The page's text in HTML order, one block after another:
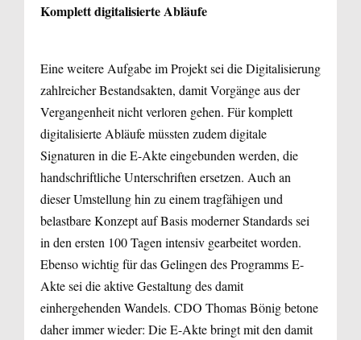
Komplett digitalisierte Abläufe
Eine weitere Aufgabe im Projekt sei die Digitalisierung
zahlreicher Bestandsakten, damit Vorgänge aus der
Vergangenheit nicht verloren gehen. Für komplett
digitalisierte Abläufe müssten zudem digitale
Signaturen in die E-Akte eingebunden werden, die
hand­schriftliche Unterschriften ersetzen. Auch an
dieser Umstellung hin zu einem tragfähigen und
belastbare Konzept auf Basis moderner Standards sei
in den ersten 100 Tagen intensiv gearbeitet worden.
Ebenso wichtig für das Gelingen des Programms E-
Akte sei die aktive Gestaltung des damit
einhergehenden Wandels. CDO Thomas Bönig betone
daher immer wieder: Die E-Akte bringt mit den damit